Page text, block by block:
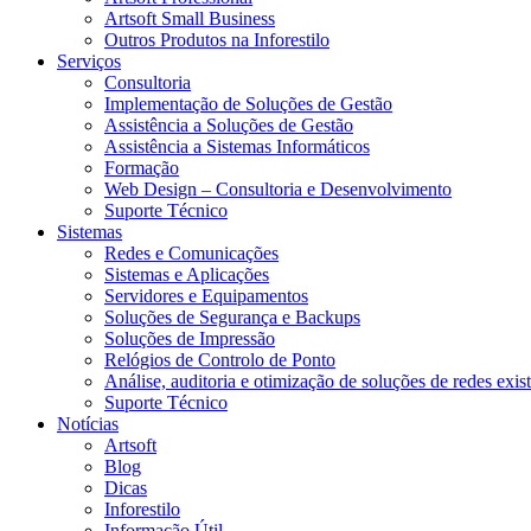
Artsoft Small Business
Outros Produtos na Inforestilo
Serviços
Consultoria
Implementação de Soluções de Gestão
Assistência a Soluções de Gestão
Assistência a Sistemas Informáticos
Formação
Web Design – Consultoria e Desenvolvimento
Suporte Técnico
Sistemas
Redes e Comunicações
Sistemas e Aplicações
Servidores e Equipamentos
Soluções de Segurança e Backups
Soluções de Impressão
Relógios de Controlo de Ponto
Análise, auditoria e otimização de soluções de redes
Suporte Técnico
Notícias
Artsoft
Blog
Dicas
Inforestilo